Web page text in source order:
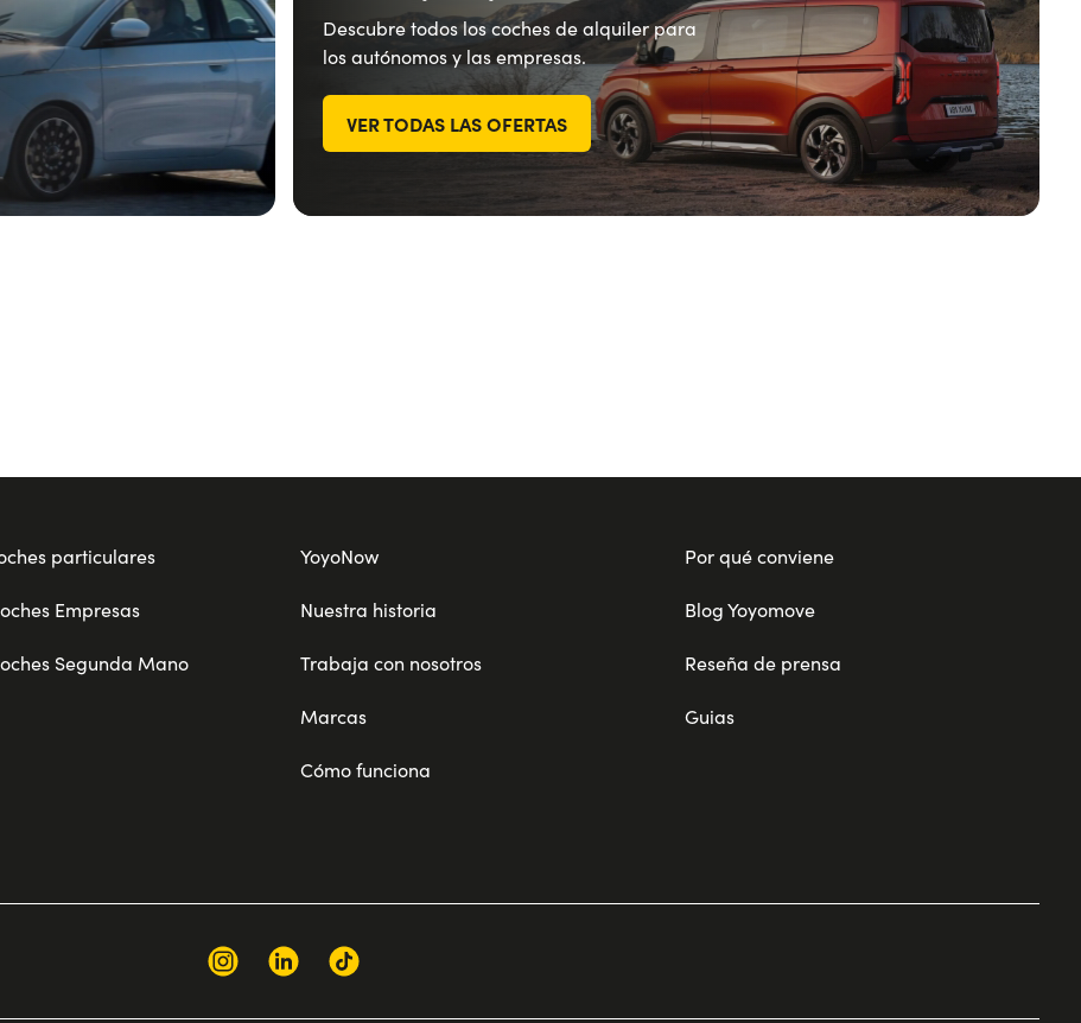
Descubre todos los coches de alquiler para
los autónomos y las empresas.
VER TODAS LAS OFERTAS
particulares
Empresas
Segunda Mano
YoyoNow
Nuestra historia
Trabaja con nosotros
Marcas
Cómo funciona
Por qué conviene
Blog Yoyomove
Reseña de prensa
Guias